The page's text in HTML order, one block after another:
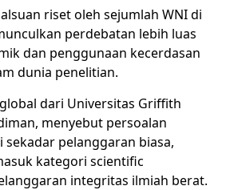
riset oleh sejumlah WNI di
perdebatan lebih luas
dan penggunaan kecerdasan
dunia penelitian.
dari Universitas Griffith
menyebut persoalan
pelanggaran biasa,
kategori scientific
integritas ilmiah berat.